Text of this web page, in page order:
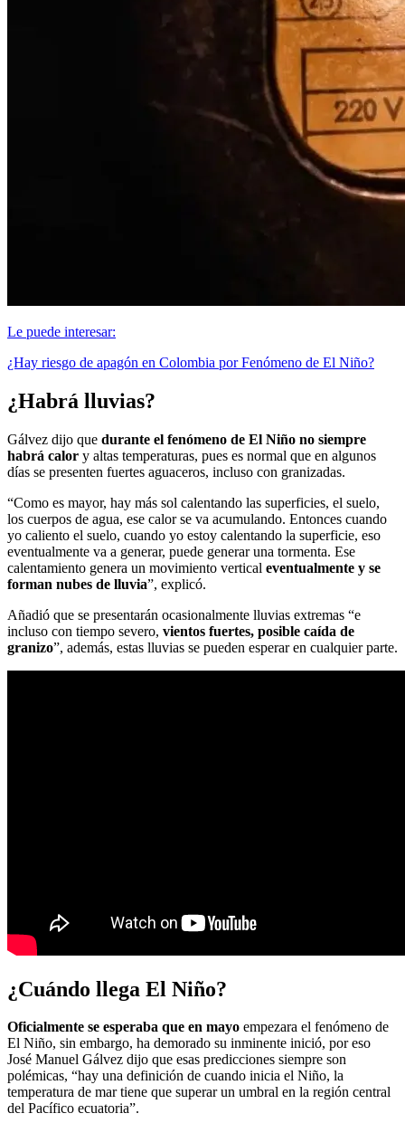
Le puede interesar:
¿Hay riesgo de apagón en Colombia por Fenómeno de El Niño?
¿Habrá lluvias?
Gálvez dijo que durante el fenómeno de El Niño no siempre
habrá calor y altas temperaturas, pues es normal que en algunos
días se presenten fuertes aguaceros, incluso con granizadas.
“Como es mayor, hay más sol calentando las superficies, el suelo,
los cuerpos de agua, ese calor se va acumulando. Entonces cuando
yo caliento el suelo, cuando yo estoy calentando la superficie, eso
eventualmente va a generar, puede generar una tormenta. Ese
calentamiento genera un movimiento vertical eventualmente y se
forman nubes de lluvia”, explicó.
Añadió que se presentarán ocasionalmente lluvias extremas “e
incluso con tiempo severo, vientos fuertes, posible caída de
granizo”, además, estas lluvias se pueden esperar en cualquier parte.
¿Cuándo llega El Niño?
Oficialmente se esperaba que en mayo empezara el fenómeno de
El Niño, sin embargo, ha demorado su inminente inició, por eso
José Manuel Gálvez dijo que esas predicciones siempre son
polémicas, “hay una definición de cuando inicia el Niño, la
temperatura de mar tiene que superar un umbral en la región central
del Pacífico ecuatoria”.